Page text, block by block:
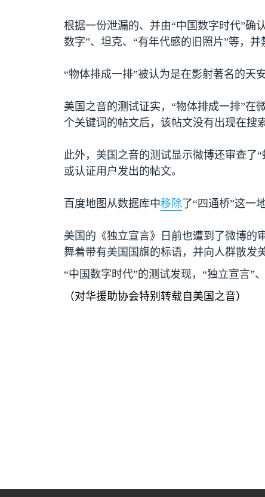
根据一份泄漏的、并由“中国数字时代”确
数字”、坦克、“有年代感的旧照片”等，并
“物体排成一排”被认为是在影射著名的天
美国之音的测试证实，“物体排成一排”在
个关键词的帖文后，该帖文没有出现在搜
此外，美国之音的测试显示微博还审查了
或认证用户发出的帖文。
百度地图从数据库中移除 了“四通桥”这一
美国的《独立宣言》日前也遭到了微博的
舞着带有美国国旗的标语，并向人群散发
“中国数字时代”的测试发现，“独立宣言”
（对华援助协会特别转载自美国之音）